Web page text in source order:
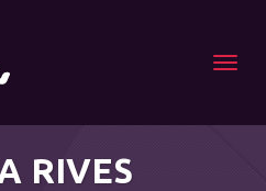
Menu
RIVES